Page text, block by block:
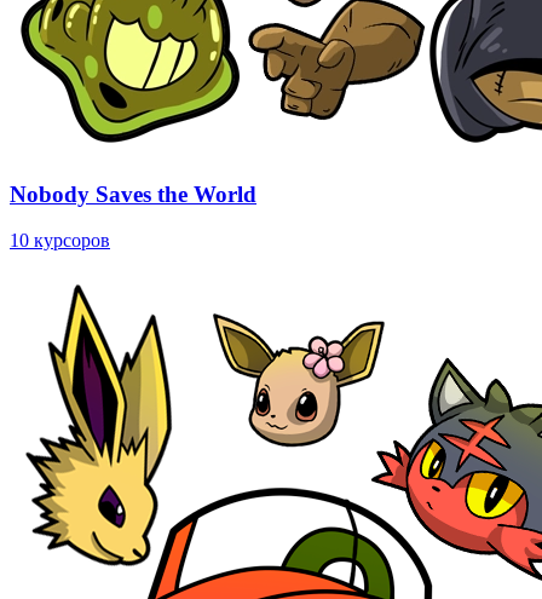
Nobody Saves the World
10 курсоров